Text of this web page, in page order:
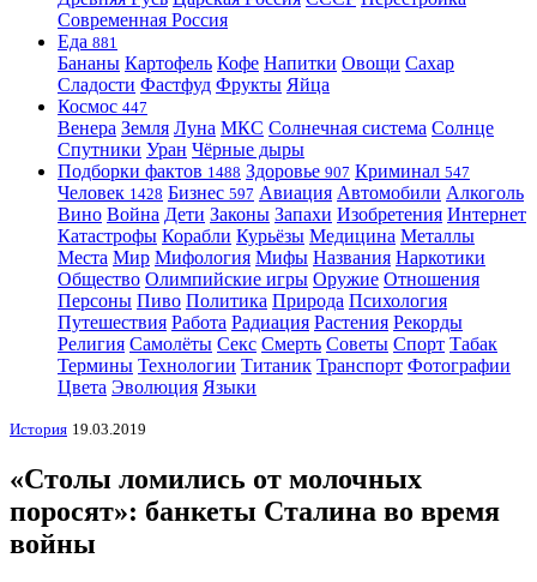
Современная Россия
Еда 881
Бананы Картофель Кофе Напитки Овощи Сахар
Сладости Фастфуд Фрукты Яйца
Космос 447
Венера Земля Луна МКС Солнечная система Солнце
Спутники Уран Чёрные дыры
Подборки фактов 1488 Здоровье 907 Криминал 547
Человек 1428 Бизнес 597 Авиация Автомобили Алкоголь
Вино Война Дети Законы Запахи Изобретения Интернет
Катастрофы Корабли Курьёзы Медицина Металлы
Места Мир Мифология Мифы Названия Наркотики
Общество Олимпийские игры Оружие Отношения
Персоны Пиво Политика Природа Психология
Путешествия Работа Радиация Растения Рекорды
Религия Самолёты Секс Смерть Советы Спорт Табак
Термины Технологии Титаник Транспорт Фотографии
Цвета Эволюция Языки
История 19.03.2019
«Столы ломились от молочных
поросят»: банкеты Сталина во время
войны